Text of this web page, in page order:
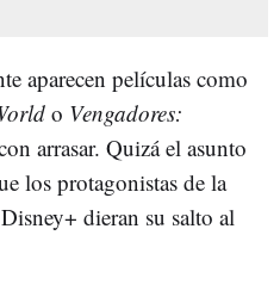
aparecen películas como
o Vengadores:
arrasar. Quizá el asunto
los protagonistas de la
dieran su salto al